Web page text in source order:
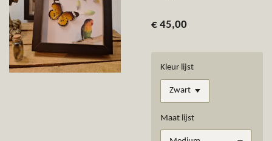
€ 45,00
Kleur lijst
Maat lijst